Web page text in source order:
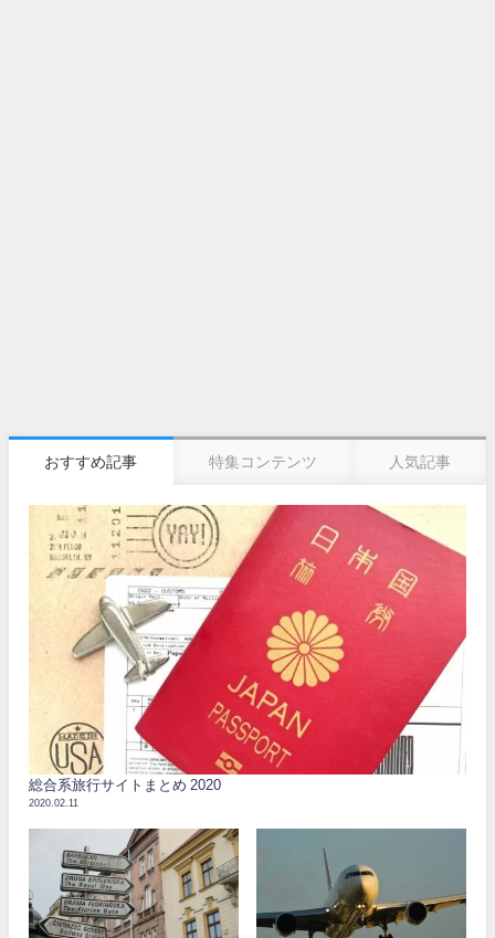
おすすめ記事 特集コンテンツ 人気記事
総合系旅行サイトまとめ 2020
2020.02.11